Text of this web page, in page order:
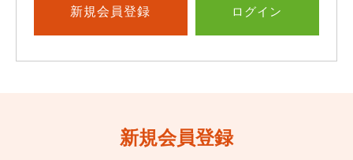
新規会員登録 ログイン
新規会員登録